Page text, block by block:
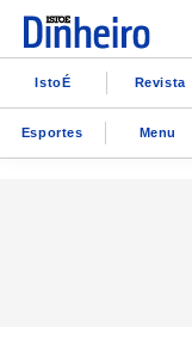
IstoÉ Revista
Esportes Menu